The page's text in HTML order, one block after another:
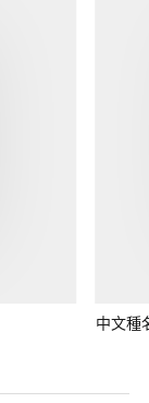
中文種